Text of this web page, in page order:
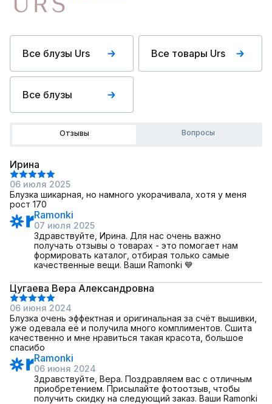
Все блузы Urs Все товары Urs
Все блузы
Отзывы Вопросы
Ирина
06 июля 2025
Блузка шикарная, но намного укорачивала, хотя у меня
рост 170
Ramonki
07 июля 2025
Здравствуйте, Ирина. Для нас очень важно
получать отзывы о товарах - это помогает нам
формировать каталог, отбирая только самые
качественные вещи. Ваши Ramonki 💙
Цугаева Вера Александровна
06 июня 2024
Блузка очень эффектная и оригинальная за счёт вышивки,
уже одевала её и получила много комплиментов. Сшита
качественно и мне нравиться такая красота, большое
спасибо
Ramonki
06 июня 2024
Здравствуйте, Вера. Поздравляем вас с отличным
приобретением. Присылайте фотоотзыв, чтобы
получить скидку на следующий заказ. Ваши Ramonki